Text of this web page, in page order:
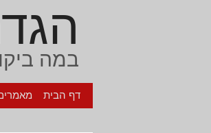
במה
דף הבית